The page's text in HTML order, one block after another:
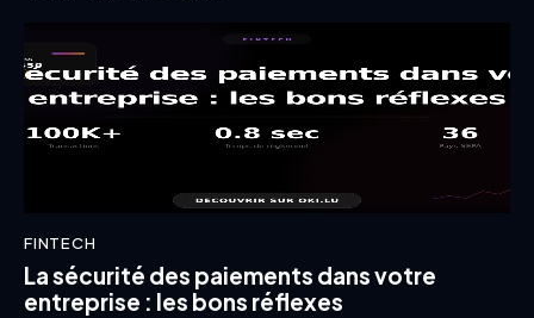
FINTECH
La sécurité des paiements dans votre
entreprise : les bons réflexes